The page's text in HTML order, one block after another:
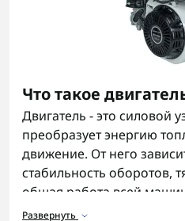
Что такое
Двигатель - это силовой
преобразует энергию
движение. От него
стабильность оборотов,
общая работа всей
без мотора техника
Развернуть